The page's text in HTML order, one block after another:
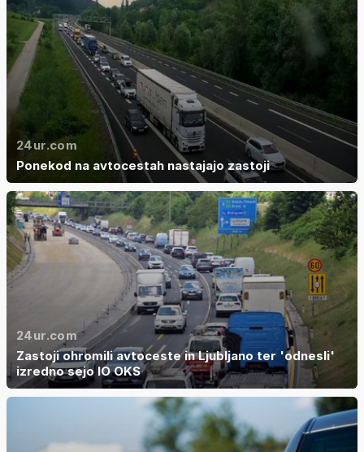
24ur.com
Ponekod na avtocestah nastajajo zastoji
24ur.com
Zastoji ohromili avtoceste in Ljubljano ter 'odnesli'
izredno sejo IO OKS